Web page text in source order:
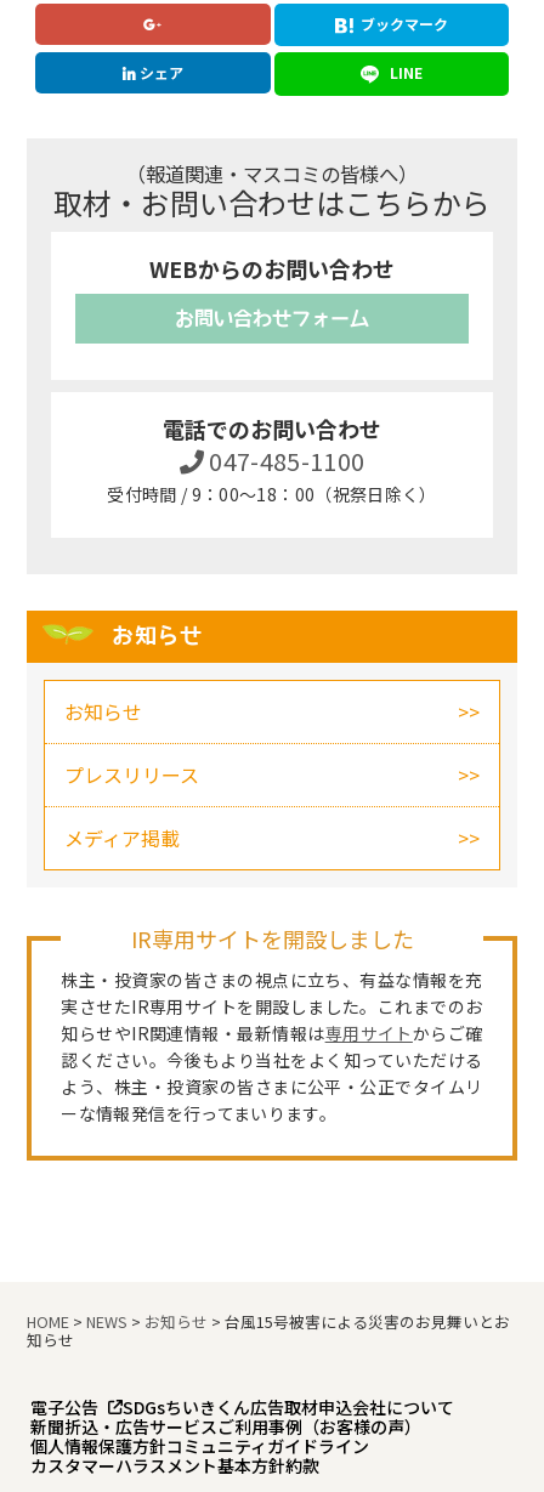
ブックマーク
シェア LINE
（報道関連・マスコミの皆様へ）
取材・お問い合わせはこちらから
WEBからのお問い合わせ
お問い合わせフォーム
電話でのお問い合わせ
047-485-1100
受付時間 / 9：00～18：00（祝祭日除く）
お知らせ
お知らせ
プレスリリース
メディア掲載
IR専用サイトを開設しました
株主・投資家の皆さまの視点に立ち、有益な情報を充
実させたIR専用サイトを開設しました。これまでのお
知らせやIR関連情報・最新情報は専用サイトからご確
認ください。今後もより当社をよく知っていただける
よう、株主・投資家の皆さまに公平・公正でタイムリ
ーな情報発信を行ってまいります。
HOME >NEWS > お知らせ >台風15号被害による災害のお見舞いとお
知らせ
電子公告 SDGsちいきくん広告取材申込会社について
新聞折込・広告サービスご利用事例（お客様の声）
個人情報保護方針コミュニティガイドライン
カスタマーハラスメント基本方針約款